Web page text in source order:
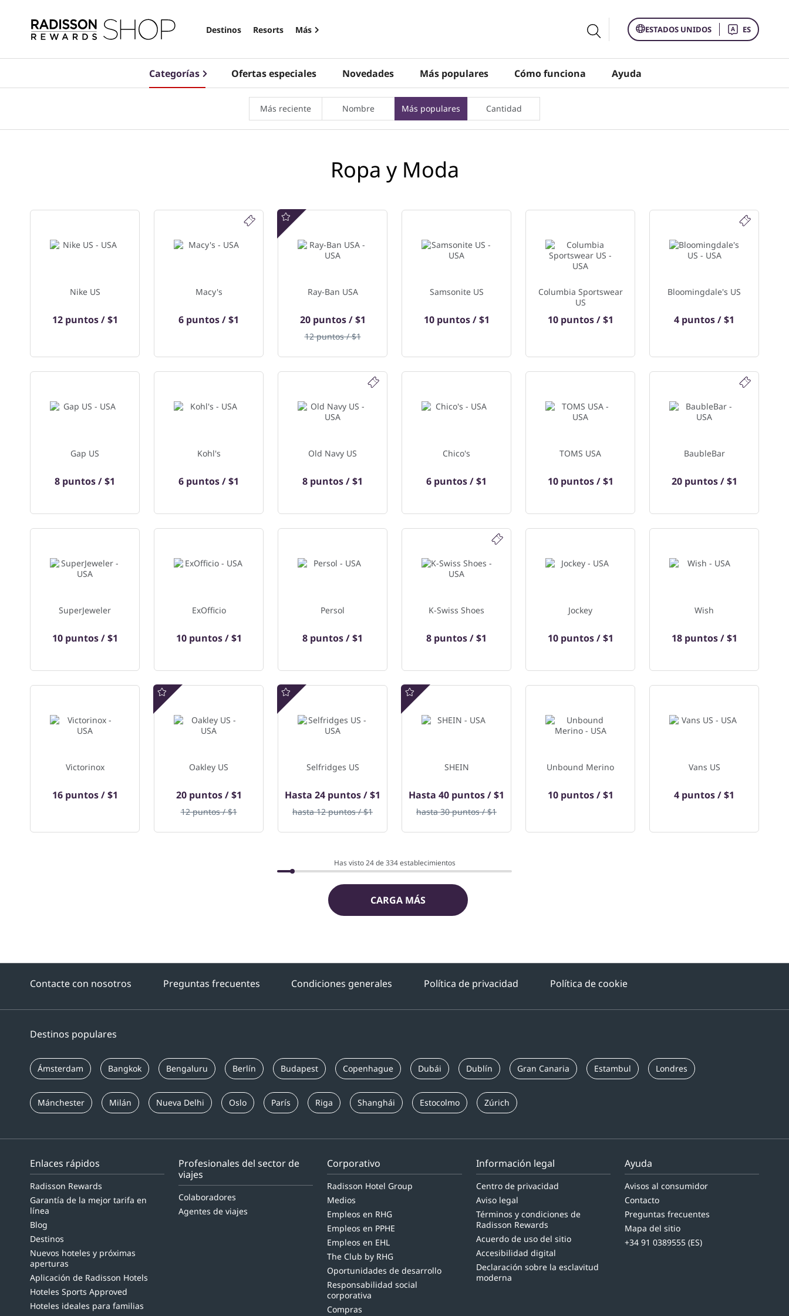
Destinos Resorts Más ESTADOS UNIDOS ES
Categorías Ofertas especiales Novedades Más populares Cómo funciona Ayuda
Más reciente Nombre Más populares Cantidad
Ropa y Moda
334 establecimientos que se muestran a continuación
Nike US
12 puntos / $1
Macy's
6 puntos / $1
Ray-Ban USA
20 puntos / $1
12 puntos / $1
Oferta especial
Samsonite US
10 puntos / $1
Columbia Sportswear
US
10 puntos / $1
Bloomingdale's US
4 puntos / $1
Gap US
8 puntos / $1
Kohl's
6 puntos / $1
Old Navy US
8 puntos / $1
Chico's
6 puntos / $1
TOMS USA
10 puntos / $1
BaubleBar
20 puntos / $1
SuperJeweler
10 puntos / $1
ExOfficio
10 puntos / $1
Persol
8 puntos / $1
K-Swiss Shoes
8 puntos / $1
Jockey
10 puntos / $1
Wish
18 puntos / $1
Victorinox
16 puntos / $1
Oakley US
20 puntos / $1
12 puntos / $1
Oferta especial
Selfridges US
Hasta 24 puntos / $1
hasta12 puntos / $1
Oferta especial
SHEIN
Hasta 40 puntos / $1
hasta30 puntos / $1
Oferta especial
Unbound Merino
10 puntos / $1
Vans US
4 puntos / $1
Has visto 24 de334establecimientos
CARGA MÁS
Contacte con nosotros Preguntas frecuentes Condiciones generales Política de privacidad Política de cookie
Destinos populares
Ámsterdam Bangkok Bengaluru Berlín Budapest Copenhague Dubái Dublín Gran Canaria Estambul Londres
Mánchester Milán Nueva Delhi Oslo París Riga Shanghái Estocolmo Zúrich
Enlaces rápidos
Radisson Rewards
Garantía de la mejor tarifa en
línea
Blog
Destinos
Nuevos hoteles y próximas
aperturas
Aplicación de Radisson Hotels
Hoteles Sports Approved
Hoteles ideales para familias
Profesionales del sector de
viajes
Colaboradores
Agentes de viajes
Corporativo
Radisson Hotel Group
Medios
Empleos en RHG
Empleos en PPHE
Empleos en EHL
The Club by RHG
Oportunidades de desarrollo
Responsabilidad social
corporativa
Compras
Información legal
Centro de privacidad
Aviso legal
Términos y condiciones de
Radisson Rewards
Acuerdo de uso del sitio
Accesibilidad digital
Declaración sobre la esclavitud
moderna
Ayuda
Avisos al consumidor
Contacto
Preguntas frecuentes
Mapa del sitio
+34 91 0389555 (ES)